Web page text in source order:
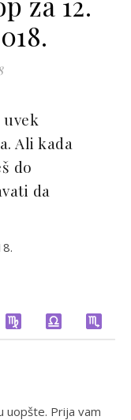
Ali kada
do
da
uopšte. Prija vam